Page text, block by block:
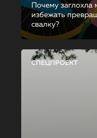
Почему заглохла
избежать
свалку?
СПЕЦПРОЕКТ